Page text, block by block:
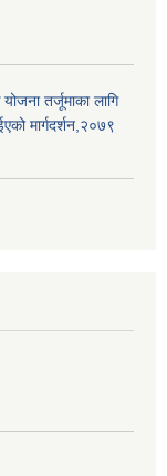
तर्जूमाका लागि
मार्गदर्शन,२०७९